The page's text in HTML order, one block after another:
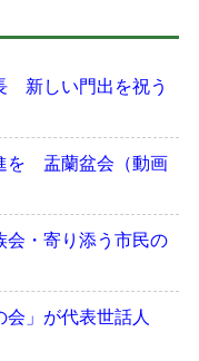
新しい門出を祝う
を 盂蘭盆会（動画
会・寄り添う市民の
」が代表世話人